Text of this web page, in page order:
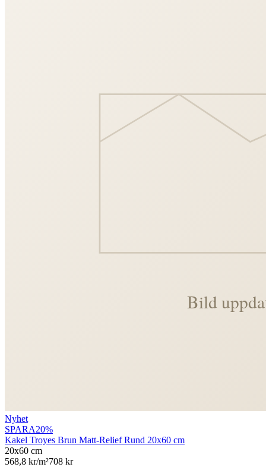
Nyhet
SPARA20%
Kakel Troyes Brun Matt-Relief Rund 20x60 cm
20x60 cm
568,8 kr/m²708 kr